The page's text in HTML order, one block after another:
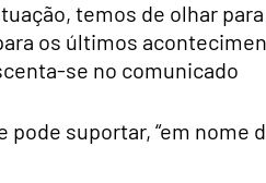
temos de olhar para
os últimos
se no comunicado
suportar, “em nome